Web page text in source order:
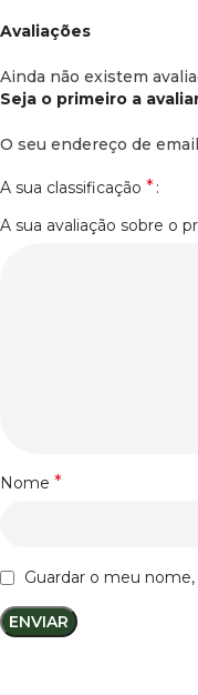
Avaliações
Ainda não existem
Seja o primeiro a avaliar
O seu endereço de
A sua classificação *
A sua avaliação sobre o
Nome *
Guardar o meu